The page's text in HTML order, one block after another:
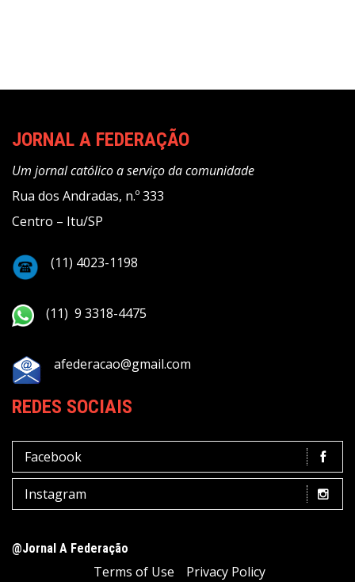
JORNAL A FEDERAÇÃO
Um jornal católico a serviço da comunidade
Rua dos Andradas, n.º 333
Centro – Itu/SP
(11) 4023-1198
(11) 9 3318-4475
afederacao@gmail.com
REDES SOCIAIS
Facebook
Instagram
@Jornal A Federação
Terms of Use
Privacy Policy